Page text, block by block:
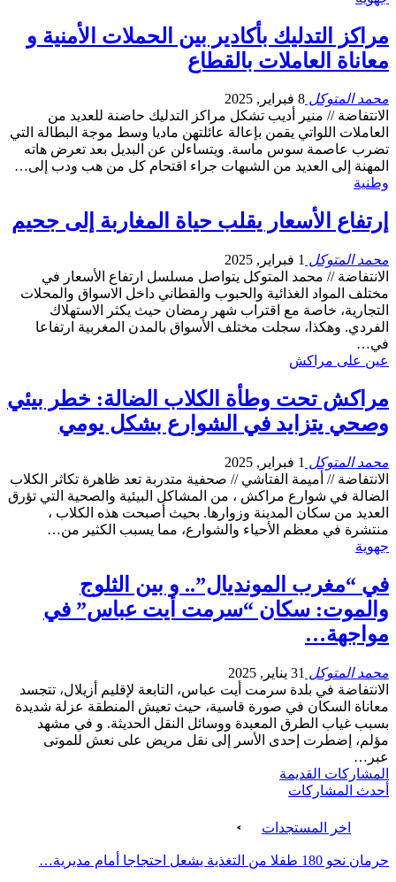
مراكز التدليك بأكادير بين الحملات الأمنية و
معاناة العاملات بالقطاع
محمد المتوكل 8 فبراير, 2025
الانتفاضة // منير أديب تشكل مراكز التدليك حاضنة للعديد من
العاملات اللواتي يقمن بإعالة عائلتهن ماديا وسط موجة البطالة التي
تضرب عاصمة سوس ماسة. ويتساءلن عن البديل بعد تعرض هاته
المهنة إلى العديد من الشبهات جراء اقتحام كل من هب ودب إلى…
وطنية
إرتفاع الأسعار يقلب حياة المغاربة إلى جحيم
محمد المتوكل 1 فبراير, 2025
الانتفاضة // محمد المتوكل يتواصل مسلسل ارتفاع الأسعار في
مختلف المواد الغذائية والحبوب والقطاني داخل الاسواق والمحلات
التجارية، خاصة مع اقتراب شهر رمضان حيث يكثر الاستهلاك
الفردي. وهكذا، سجلت مختلف الأسواق بالمدن المغربية ارتفاعا
في…
عين على مراكش
مراكش تحت وطأة الكلاب الضالة: خطر بيئي
وصحي يتزايد في الشوارع بشكل يومي
محمد المتوكل 1 فبراير, 2025
الانتفاضة // أميمة الفتاشي // صحفية متدربة تعد ظاهرة تكاثر الكلاب
الضالة في شوارع مراكش ، من المشاكل البيئية والصحية التي تؤرق
العديد من سكان المدينة وزوارها. بحيث أصبحت هذه الكلاب ،
منتشرة في معظم الأحياء والشوارع، مما يسبب الكثير من…
جهوية
في “مغرب المونديال”.. و بين الثلوج
والموت: سكان “سرمت أيت عباس” في
مواجهة…
محمد المتوكل 31 يناير, 2025
الانتفاضة في بلدة سرمت أيت عباس، التابعة لإقليم أزيلال، تتجسد
معاناة السكان في صورة قاسية، حيث تعيش المنطقة عزلة شديدة
بسبب غياب الطرق المعبدة ووسائل النقل الحديثة. و في مشهد
مؤلم، إضطرت إحدى الأسر إلى نقل مريض على نعش للموتى
عبر…
المشاركات القديمة
أحدث المشاركات
اخر المستجدات
حرمان نحو 180 طفلا من التغذية يشعل احتجاجا أمام مديرية…